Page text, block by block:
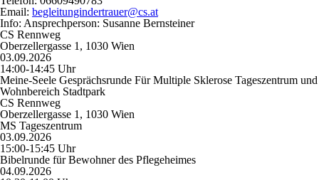
Email: begleitungindertrauer@cs.at
Info: Ansprechperson: Susanne Bernsteiner
CS Rennweg
Oberzellergasse 1, 1030 Wien
03.09.2026
14:00-14:45 Uhr
Meine-Seele Gesprächsrunde Für Multiple Sklerose Tageszentrum und
Wohnbereich Stadtpark
CS Rennweg
Oberzellergasse 1, 1030 Wien
MS Tageszentrum
03.09.2026
15:00-15:45 Uhr
Bibelrunde für Bewohner des Pflegeheimes
04.09.2026